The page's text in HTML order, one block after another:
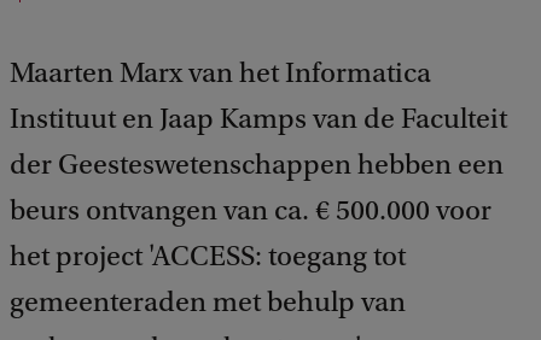
Maarten Marx van het Informatica
Instituut en Jaap Kamps van de Faculteit
der Geesteswetenschappen hebben een
beurs ontvangen van ca. € 500.000 voor
het project 'ACCESS: toegang tot
gemeenteraden met behulp van